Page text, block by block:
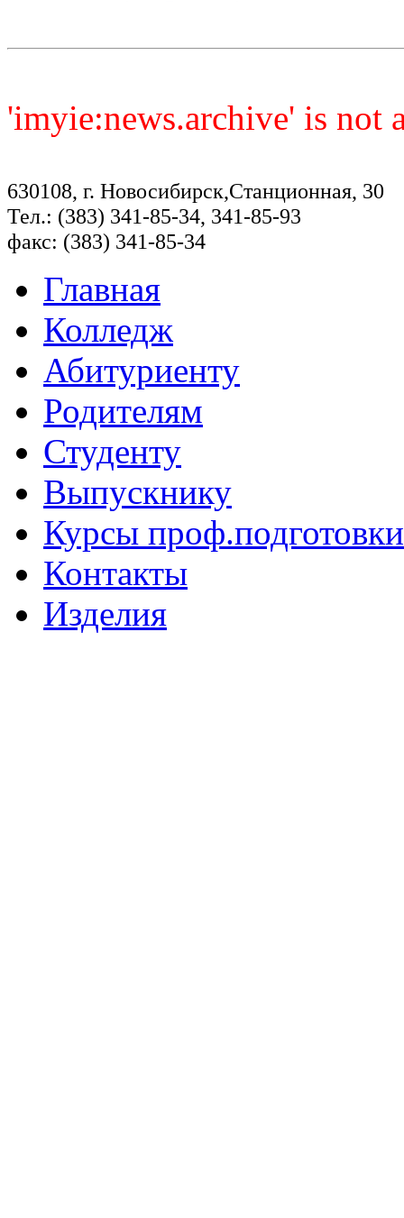
'imyie:news.archive' is not
630108, г. Новосибирск,Станционная, 30
Тел.: (383) 341-85-34, 341-85-93
факс: (383) 341-85-34
Главная
Колледж
Абитуриенту
Родителям
Студенту
Выпускнику
Курсы проф.подготовки
Контакты
Изделия